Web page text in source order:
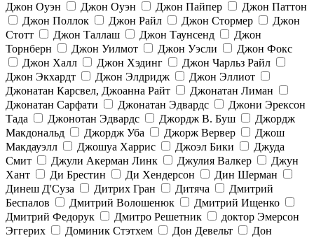
Джон Оуэн
Джон Оуэн Джон Пайпер
Джон Паттон
Джон Поллок
Джон Райл Джон Стормер
Джон
Стотт
Джон Таллаш Джон Таунсенд
Джон
Торнберн
Джон Уилмот Джон Уэсли
Джон Фокс
Джон Халл
Джон Хэдинг
Джон Чарльз Райл
Джон Экхардт
Джон Элдридж
Джон Эллиот
Джонатан Карсвел, Джоанна Райт
Джонатан Лиман
Джонатан Сарфати
Джонатан Эдвардс
Джони Эрексон
Тада
Джонотан Эдвардс Джордж В. Буш
Джордж
Макдональд
Джордж Уба Джорж Вервер
Джош
Макдауэлл
Джошуа Харрис Джоэл Бики
Джуда
Смит
Джули Акерман Линк Джулия Валкер
Джун
Хант
Ди Брестин Ди Хендерсон
Дин Шерман
Динеш Д'Суза
Дитрих Гран Дитяча
Дмитрий
Беспалов
Дмитрий Волошенюк
Дмитрий Ищенко
Дмитрий Федорук
Дмитро Решетник
доктор Эмерсон
Эггерих
Доминик Стэтхем Дон Девельт
Дон